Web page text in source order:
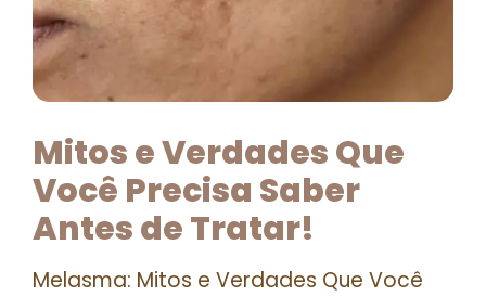
Mitos e Verdades Que
Você Precisa Saber
Antes de Tratar!
Melasma: Mitos e Verdades Que Você